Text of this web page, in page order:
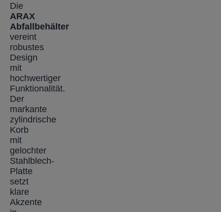
Die
ARAX
Abfallbehälter
vereint
robustes
Design
mit
hochwertiger
Funktionalität.
Der
markante
zylindrische
Korb
mit
gelochter
Stahlblech-
Platte
setzt
klare
Akzente